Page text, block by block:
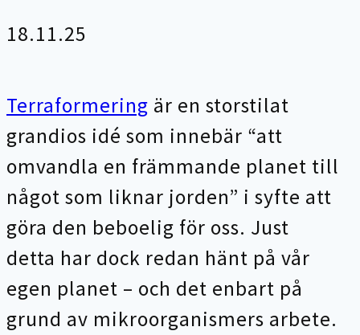
18.11.25
Terraformering är en storstilat
grandios idé som innebär “att
omvandla en främmande planet till
något som liknar jorden” i syfte att
göra den beboelig för oss. Just
detta har dock redan hänt på vår
egen planet – och det enbart på
grund av mikroorganismers arbete.